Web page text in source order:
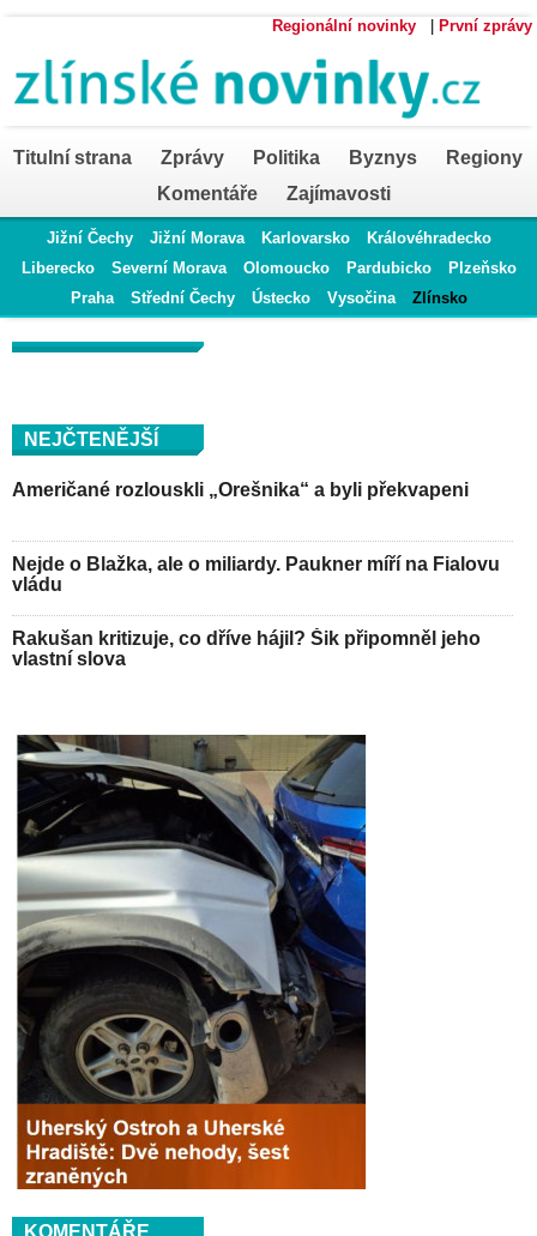
Regionální novinky První zprávy
Titulní strana Zprávy Politika Byznys
Regiony
Komentáře
Zajímavosti
Jižní Čechy Jižní Morava Karlovarsko
Královéhradecko
Liberecko
Severní Morava Olomoucko Pardubicko
Plzeňsko
Praha
Střední Čechy Ústecko Vysočina Zlínsko
NEJČTENĚJŠÍ
Američané rozlouskli „Orešnika“ a byli překvapeni
Nejde o Blažka, ale o miliardy. Paukner míří na Fialovu
vládu
Rakušan kritizuje, co dříve hájil? Šik připomněl jeho
vlastní slova
KOMENTÁŘE